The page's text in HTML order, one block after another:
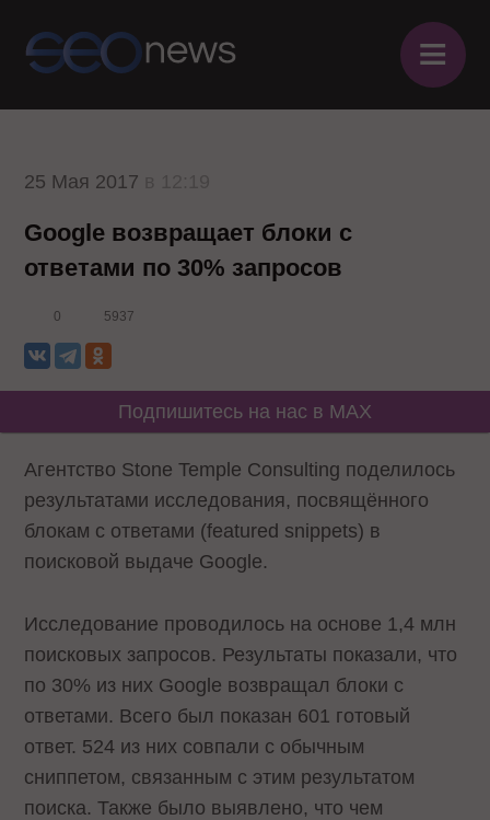
≡
25 Мая 2017
Google возвращает блоки с
ответами по 30% запросов
0 5937
Подпишитесь на нас в MAX
Агентство Stone Temple Consulting поделилось
результатами исследования, посвящённого
блокам с ответами (featured snippets) в
поисковой выдаче Google.
Исследование проводилось на основе 1,4 млн
поисковых запросов. Результаты показали, что
по 30% из них Google возвращал блоки с
ответами. Всего был показан 601 готовый
ответ. 524 из них совпали с обычным
сниппетом, связанным с этим результатом
поиска. Также было выявлено, что чем